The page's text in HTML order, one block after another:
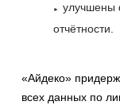
улучшены
отчётности.
«Айдеко»
всех данных по